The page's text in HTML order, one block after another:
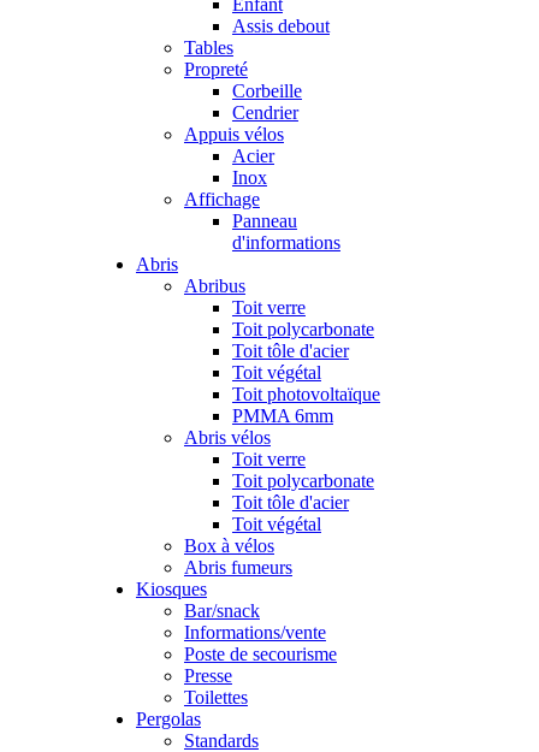
Enfant
Assis debout
Tables
Propreté
Corbeille
Cendrier
Appuis vélos
Acier
Inox
Affichage
Panneau
d'informations
Abris
Abribus
Toit verre
Toit polycarbonate
Toit tôle d'acier
Toit végétal
Toit photovoltaïque
PMMA 6mm
Abris vélos
Toit verre
Toit polycarbonate
Toit tôle d'acier
Toit végétal
Box à vélos
Abris fumeurs
Kiosques
Bar/snack
Informations/vente
Poste de secourisme
Presse
Toilettes
Pergolas
Standards